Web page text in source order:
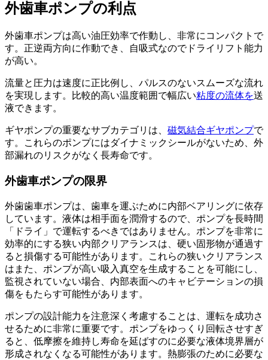
外歯車ポンプの利点
外歯車ポンプは高い油圧効率で作動し、非常にコンパクトで
す。正逆両方向に作動でき、自吸式なのでドライリフト能力
が高い。
流量と圧力は速度に正比例し、パルスのないスムーズな流れ
を実現します。比較的高い温度範囲で幅広い粘度の流体を送
液できます。
ギヤポンプの重要なサブカテゴリは、 磁気結合ギヤポンプで
す。これらのポンプにはダイナミックシールがないため、外
部漏れのリスクがなく長寿命です。
外歯車ポンプの限界
外歯歯車ポンプは、歯車を運ぶために内部ベアリングに依存
しています。液体は相手面を潤滑するので、ポンプを長時間
「ドライ」で運転するべきではありません。ポンプを非常に
効率的にする狭い内部クリアランスは、硬い固形物が通過す
ると損傷する可能性があります。これらの狭いクリアランス
はまた、ポンプが高い吸入真空を生成することを可能にし、
監視されていない場合、内部表面へのキャビテーションの損
傷をもたらす可能性があります。
ポンプの設計能力を注意深く考慮することは、運転を成功さ
せるために非常に重要です。ポンプをゆっくり回転させすぎ
ると、低摩擦を維持し寿命を延ばすのに必要な液体境界層が
形成されなくなる可能性があります。熱膨張のために必要な